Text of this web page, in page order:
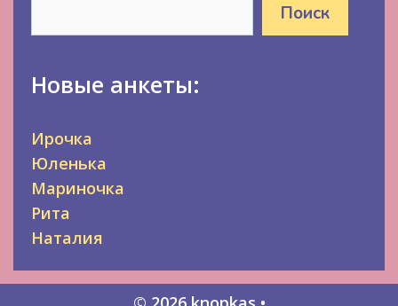
Поиск
Новые анкеты:
Ирочка
Юленька
Мариночка
Рита
Наталия